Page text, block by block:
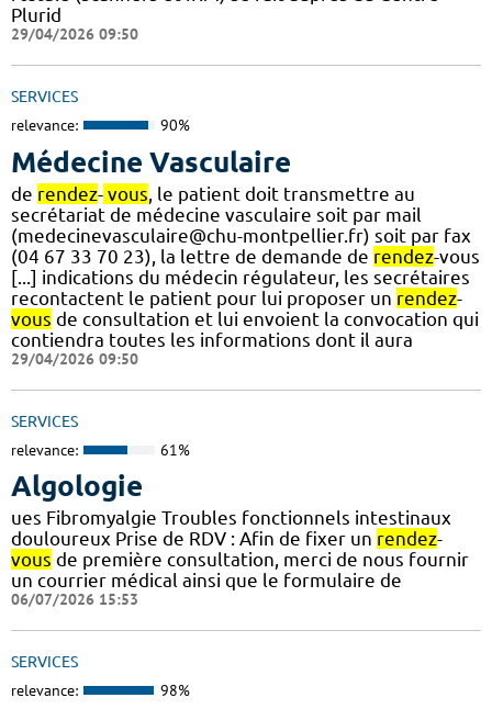
Plurid
29/04/2026 09:50
SERVICES
relevance: 90%
Médecine Vasculaire
de rendez- vous , le patient doit transmettre au
secrétariat de médecine vasculaire soit par mail
(medecinevasculaire@chu-montpellier.fr) soit par fax
(04 67 33 70 23), la lettre de demande de rendez-vous
[...] indications du médecin régulateur, les secrétaires
recontactent le patient pour lui proposer un rendez-
vous de consultation et lui envoient la convocation qui
contiendra toutes les informations dont il aura
29/04/2026 09:50
SERVICES
relevance: 61%
Algologie
ues Fibromyalgie Troubles fonctionnels intestinaux
douloureux Prise de RDV : Afin de fixer un rendez-
vous de première consultation, merci de nous fournir
un courrier médical ainsi que le formulaire de
06/07/2026 15:53
SERVICES
relevance: 98%